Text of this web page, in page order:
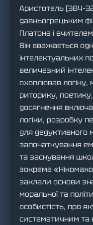
Аристотель
давньогрецьким
Платона і
Він вважається
інтелектуальних
величезний
охоплював логіку,
риторику, поетику,
досягнення
логіки, розробку
для дедуктивного
започаткування
та заснування
зокрема
заклали основи
моральної та
особистість, про
систематичним та